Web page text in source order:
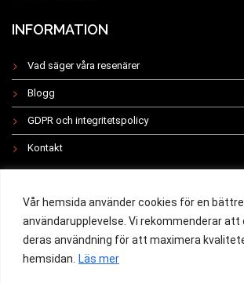
Vår hemsida använder cookies för en bättre
användarupplevelse. Vi rekommenderar
deras användning för att maximera
hemsidan. Läs mer
INFORMATION
Vad säger våra resenärer
Blogg
GDPR och integritetspolicy
Kontakt